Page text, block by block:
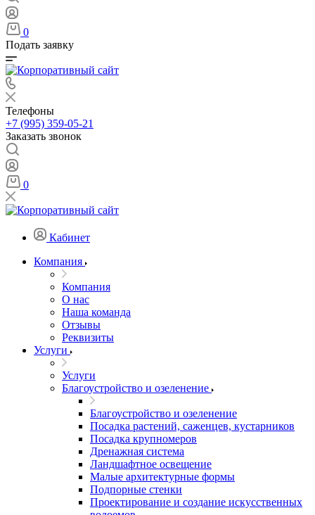
0
Подать заявку
Телефоны
+7 (995) 359-05-21
Заказать звонок
0
Кабинет
Компания
Компания
О нас
Наша команда
Отзывы
Реквизиты
Услуги
Услуги
Благоустройство и озеленение
Благоустройство и озеленение
Посадка растений, саженцев, кустарников
Посадка крупномеров
Дренажная система
Ландшафтное освещение
Малые архитектурные формы
Подпорные стенки
Проектирование и создание искусственных